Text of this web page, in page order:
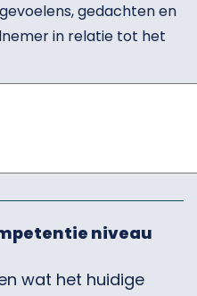
gedachten en
in relatie tot het
niveau
wat het huidige